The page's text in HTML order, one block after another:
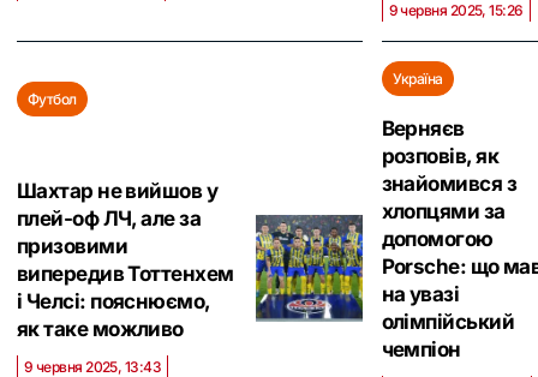
9 червня 2025, 15:26
Футбол
Шахтар не вийшов у
плей-оф ЛЧ, але за
призовими
випередив Тоттенхем
і Челсі: пояснюємо,
як таке можливо
9 червня 2025, 13:43
Україна
Верняєв
розповів, як
знайомився з
хлопцями за
допомогою
Porsche: що
на увазі
олімпійський
чемпіон